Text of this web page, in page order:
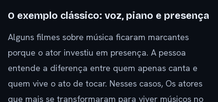
O exemplo clássico: voz, piano e presença
Alguns filmes sobre música ficaram marcantes
porque o ator investiu em presença. A pessoa
entende a diferença entre quem apenas canta e
quem vive o ato de tocar. Nesses casos, Os atores
que mais se transformaram para viver músicos no